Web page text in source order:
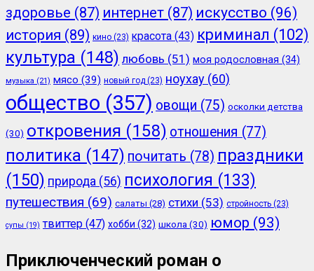
здоровье (87) интернет (87) искусство (96)
история (89) кино (23) красота (43) криминал (102)
культура (148) любовь (51) моя родословная (34)
музыка (21) мясо (39) новый год (23) ноухау (60)
общество (357) овощи (75) осколки детства
(30) откровения (158) отношения (77)
политика (147) почитать (78) праздники
(150) природа (56) психология (133)
путешествия (69) салаты (28) стихи (53) стройность (23)
супы (19) твиттер (47) хобби (32) школа (30) юмор (93)
Приключенческий роман о